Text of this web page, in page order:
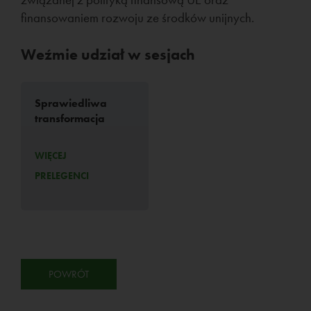
finansowaniem rozwoju ze środków unijnych.
Weźmie udział w sesjach
Sprawiedliwa
transformacja
WIĘCEJ
PRELEGENCI
POWRÓT